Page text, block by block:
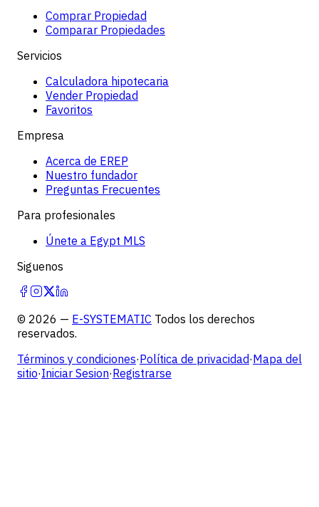
Comprar Propiedad
Comparar Propiedades
Servicios
Calculadora hipotecaria
Vender Propiedad
Favoritos
Empresa
Acerca de EREP
Nuestro fundador
Preguntas Frecuentes
Para profesionales
Únete a Egypt MLS
Siguenos
© 2026 — E-SYSTEMATIC Todos los derechos
reservados.
Términos y condiciones·Política de privacidad·Mapa del
sitio·Iniciar Sesion·Registrarse